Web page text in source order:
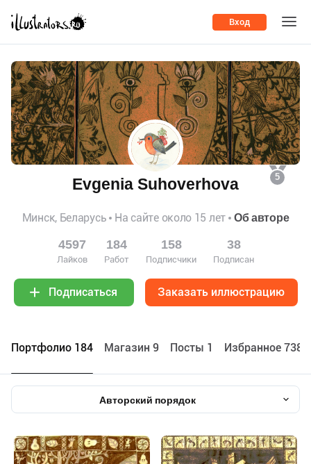
Вход
5
Evgenia Suhoverhova
Минск, Беларусь На сайте около 15 лет Об авторе
4597
Лайков
184
Работ
158
Подписчики
38
Подписан
Подписаться Заказать иллюстрацию
Портфолио 184 Maгазин 9 Посты 1 Избранное 738
Авторский порядок